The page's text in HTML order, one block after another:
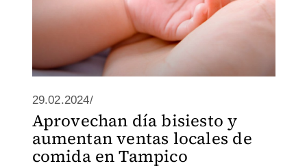
29.02.2024/
Aprovechan día bisiesto y
aumentan ventas locales de
comida en Tampico